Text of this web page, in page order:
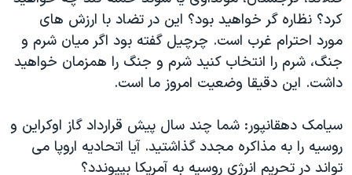
کرد؟ نظاره گر خواهید بود؟ این در تضاد با ارزش های
مورد احترام غرب است. چرچیل گفته بود اگر میان شرم و
جنگ، شرم را انتخاب کنید شرم و جنگ را همزمان خواهید
داشت. این دقیقا وضعیت امروز ما است.
سیامک دهقانپور: شما چند سال پیش قرارداد گاز اوکراین و
روسیه را به مذاکره مجدد گذاشتید. آیا اتحادیه اروپا می
تواند در تحریم انرژی روسیه به آمریکا بپیوندد؟